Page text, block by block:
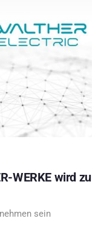
WERKE wird zu
sein